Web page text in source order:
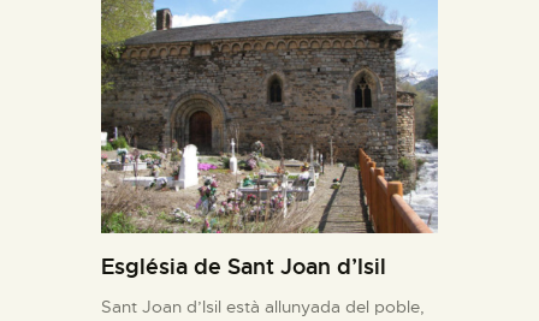
PROJECTES
Església de Sant Joan d’Isil
Sant Joan d’Isil està allunyada del poble,